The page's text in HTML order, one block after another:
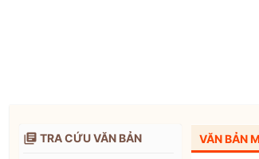
 TRA CỨU VĂN BẢN VĂN BẢN